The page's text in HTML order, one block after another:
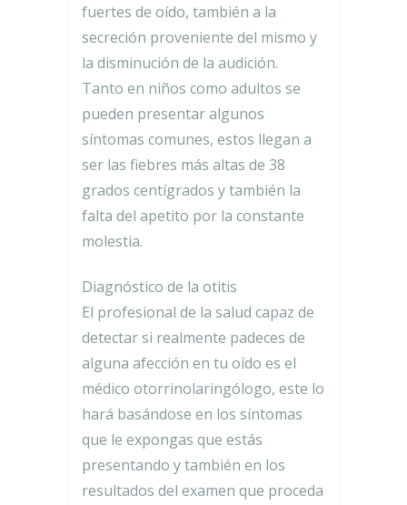
fuertes de oído, también a la
secreción proveniente del mismo y
la disminución de la audición.
Tanto en niños como adultos se
pueden presentar algunos
síntomas comunes, estos llegan a
ser las fiebres más altas de 38
grados centígrados y también la
falta del apetito por la constante
molestia.
Diagnóstico de la otitis
El profesional de la salud capaz de
detectar si realmente padeces de
alguna afección en tu oído es el
médico otorrinolaringólogo, este lo
hará basándose en los síntomas
que le expongas que estás
presentando y también en los
resultados del examen que proceda